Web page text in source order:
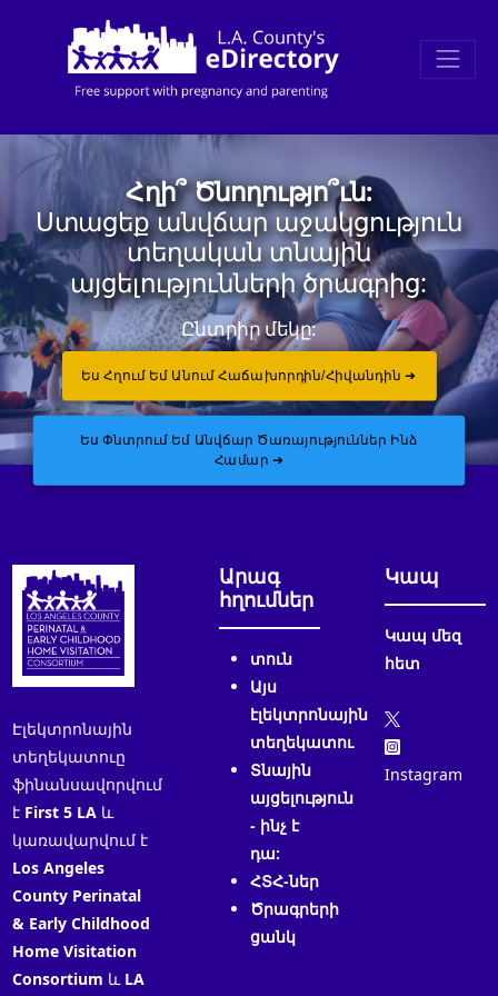
Հղի՞ Ծնողությո՞ւն:
Ստացեք անվճար աջակցություն
տեղական տնային
այցելությունների ծրագրից:
Ընտրիր մեկը:
Ես Հղում Եմ Անում Հաճախորդին/հիվանդին ➜
Ես Փնտրում Եմ Անվճար Ծառայություններ Ինձ
Համար ➜
Էլեկտրոնային
տեղեկատուը
ֆինանսավորվում
է First 5 LAև
կառավարվում է
Los Angeles
County Perinatal
& Early Childhood
Home Visitation
Consortium և LA
Արագ
հղումներ
տուն
Այս
էլեկտրոնային
տեղեկատու
Տնային
այցելություն
- ինչ է
դա:
ՀՏՀ-ներ
Ծրագրերի
ցանկ
Կապ
Կապ մեզ
հետ
Instagram